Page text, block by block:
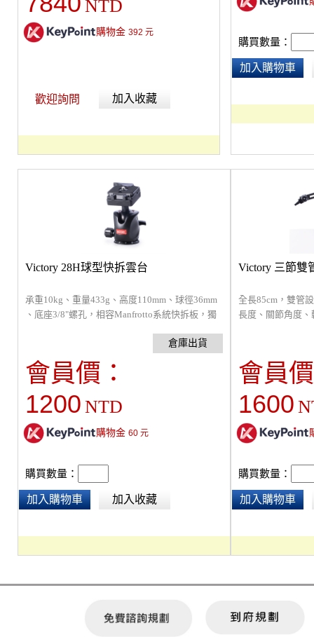
NTD
購物金 392 元
歡迎詢問 加入收藏
購買數量：
加入購物車
Victory 28H球型快拆雲台
承重10kg、重量433g、高度110mm、球徑36mm
、底座3/8"螺孔，相容Manfrotto系統快拆板，獨
攝導致碰撞，增加直拍精準度及便利性 !
會員價：
1200 NTD
購物金 60元
購買數量：
加入購物車 加入收藏
Victory 三節雙
全長85cm，雙管
長度、關節角度
燈具、平板、電
會員
1600
購買數量：
加入購物車